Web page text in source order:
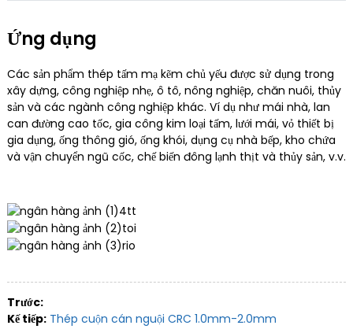
Ứng dụng
Các sản phẩm thép tấm mạ kẽm chủ yếu được sử dụng trong
xây dựng, công nghiệp nhẹ, ô tô, nông nghiệp, chăn nuôi, thủy
sản và các ngành công nghiệp khác. Ví dụ như mái nhà, lan
can đường cao tốc, gia công kim loại tấm, lưới mái, vỏ thiết bị
gia dụng, ống thông gió, ống khói, dụng cụ nhà bếp, kho chứa
và vận chuyển ngũ cốc, chế biến đông lạnh thịt và thủy sản, v.v.
Trước:
Kế tiếp: Thép cuộn cán nguội CRC 1.0mm-2.0mm